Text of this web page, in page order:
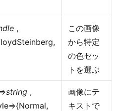
,
この画像
から特定
の色セッ
トを選ぶ
string ,
画像にテ
キストで